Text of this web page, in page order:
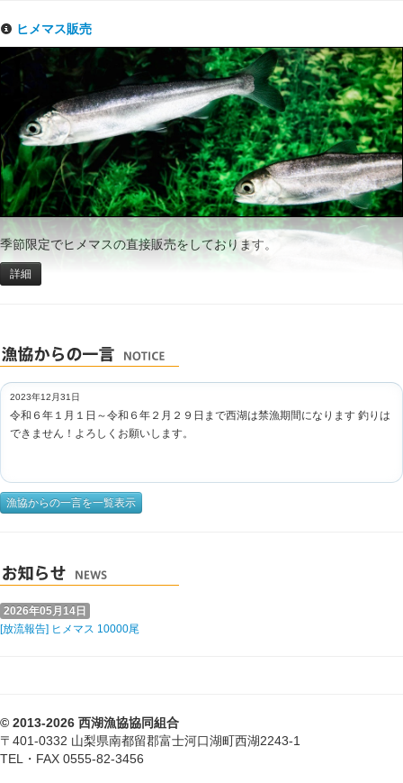
ヒメマス販売
季節限定でヒメマスの直接販売をしております。
詳細
2023年12月31日
令和６年１月１日～令和６年２月２９日まで西湖は禁漁期間になります 釣りは
できません！よろしくお願いします。
漁協からの一言を一覧表示
2026年05月14日
[放流報告] ヒメマス 10000尾
© 2013-2026 西湖漁協協同組合
〒401-0332 山梨県南都留郡富士河口湖町西湖2243-1
TEL・FAX 0555-82-3456